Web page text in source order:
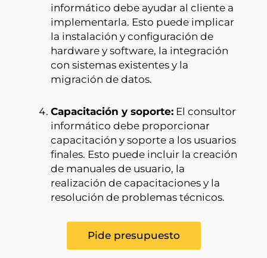
informático debe ayudar al cliente a
implementarla. Esto puede implicar
la instalación y configuración de
hardware y software, la integración
con sistemas existentes y la
migración de datos.
Capacitación y soporte: El consultor
informático debe proporcionar
capacitación y soporte a los usuarios
finales. Esto puede incluir la creación
de manuales de usuario, la
realización de capacitaciones y la
resolución de problemas técnicos.
Pide presupuesto